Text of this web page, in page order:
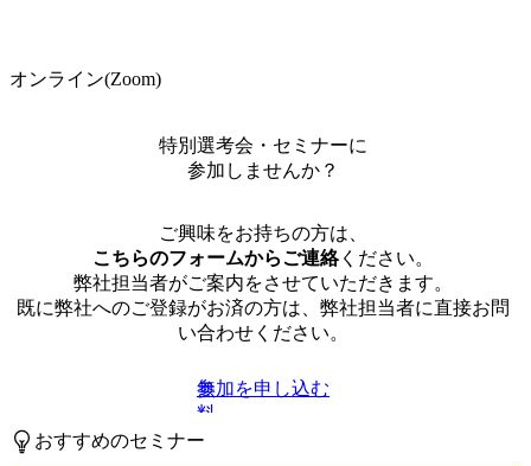
オンライン(Zoom)
特別選考会・セミナーに
参加しませんか？
ご興味をお持ちの方は、
こちらのフォームからご連絡ください。
弊社担当者がご案内をさせていただきます。
既に弊社へのご登録がお済の方は、弊社担当者に直接お問
い合わせください。
無
料
参加を申し込む
おすすめのセミナー